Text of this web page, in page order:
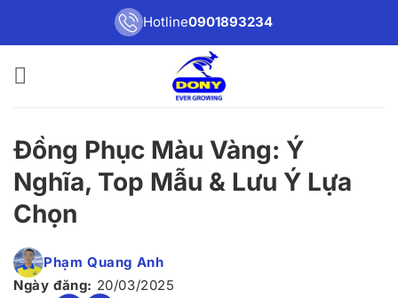
Hotline0901893234
Đồng Phục Màu Vàng: Ý
Nghĩa, Top Mẫu & Lưu Ý Lựa
Chọn
Phạm Quang Anh
Ngày đăng: 20/03/2025